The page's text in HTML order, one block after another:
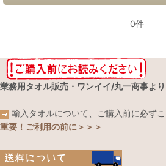
昇華転写プリント用マイクロファイバー
0件
業務用タオル販売・ワンイイ/丸一商事よ
輸入タオルについて、ご購入前に必ずこ
重要！ご利用の前に＞＞＞